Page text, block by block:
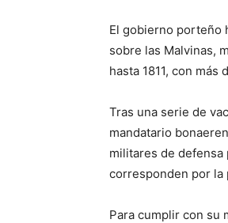
El gobierno porteño
sobre las Malvinas,
hasta 1811, con
Tras una serie de
mandatario
militares de defensa
corresponden por la
Para cumplir con su